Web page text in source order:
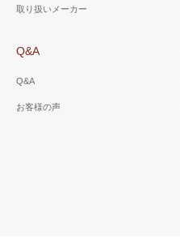
取り扱いメーカー
Q&A
Q&A
お客様の声